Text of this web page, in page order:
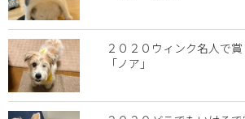
２０２０ウィンク名人で
「ノア」